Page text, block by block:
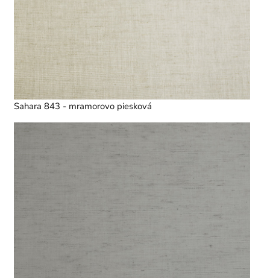
Sahara 843 - mramorovo piesková